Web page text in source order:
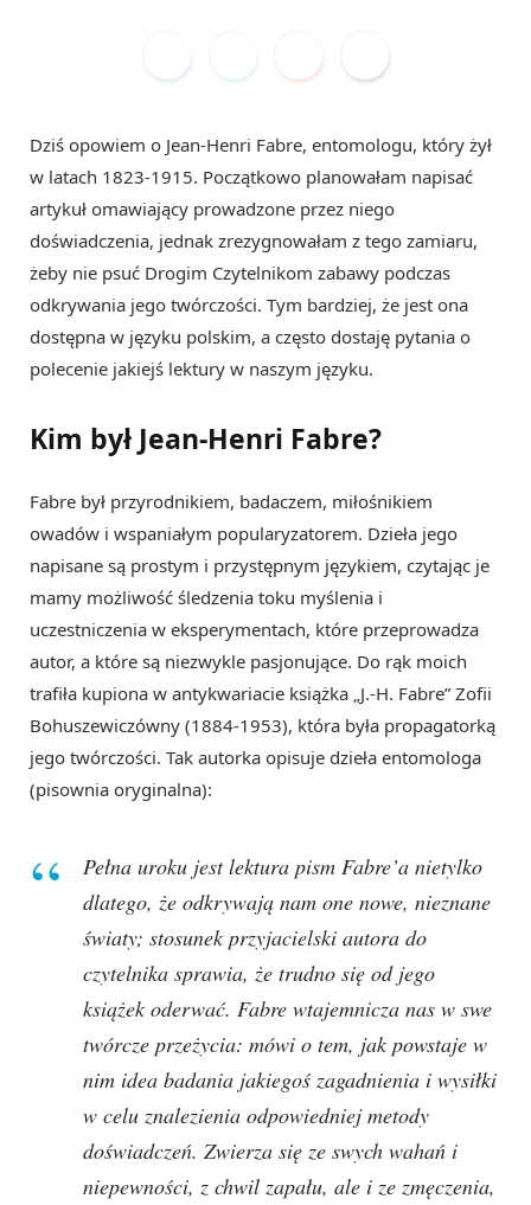
Dziś opowiem o Jean-Henri Fabre, entomologu, który żył
w latach 1823-1915. Początkowo planowałam napisać
artykuł omawiający prowadzone przez niego
doświadczenia, jednak zrezygnowałam z tego zamiaru,
żeby nie psuć Drogim Czytelnikom zabawy podczas
odkrywania jego twórczości. Tym bardziej, że jest ona
dostępna w języku polskim, a często dostaję pytania o
polecenie jakiejś lektury w naszym języku.
Kim był Jean-Henri Fabre?
Fabre był przyrodnikiem, badaczem, miłośnikiem
owadów i wspaniałym popularyzatorem. Dzieła jego
napisane są prostym i przystępnym językiem, czytając je
mamy możliwość śledzenia toku myślenia i
uczestniczenia w eksperymentach, które przeprowadza
autor, a które są niezwykle pasjonujące. Do rąk moich
trafiła kupiona w antykwariacie książka „J.-H. Fabre” Zofii
Bohuszewiczówny (1884-1953), która była propagatorką
jego twórczości. Tak autorka opisuje dzieła entomologa
(pisownia oryginalna):
Pełna uroku jest lektura pism Fabre’a nietylko
dlatego, że odkrywają nam one nowe, nieznane
światy; stosunek przyjacielski autora do
czytelnika sprawia, że trudno się od jego
książek oderwać. Fabre wtajemnicza nas w swe
twórcze przeżycia: mówi o tem, jak powstaje w
nim idea badania jakiegoś zagadnienia i wysiłki
w celu znalezienia odpowiedniej metody
doświadczeń. Zwierza się ze swych wahań i
niepewności, z chwil zapału, ale i ze zmęczenia,